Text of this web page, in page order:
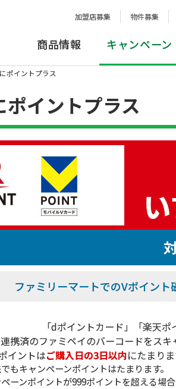
加盟店募集 物件募集
商品情報 キャンペーン
ポイントプラス
イントプラス
ファミリーマートでのVポイント
「dポイントカード」「楽天
携済のファミペイのバーコードをス
イントはご購入日の3日以内にたまり
もキャンペーンポイントはたまります。
ーンポイントが999ポイントを超える場